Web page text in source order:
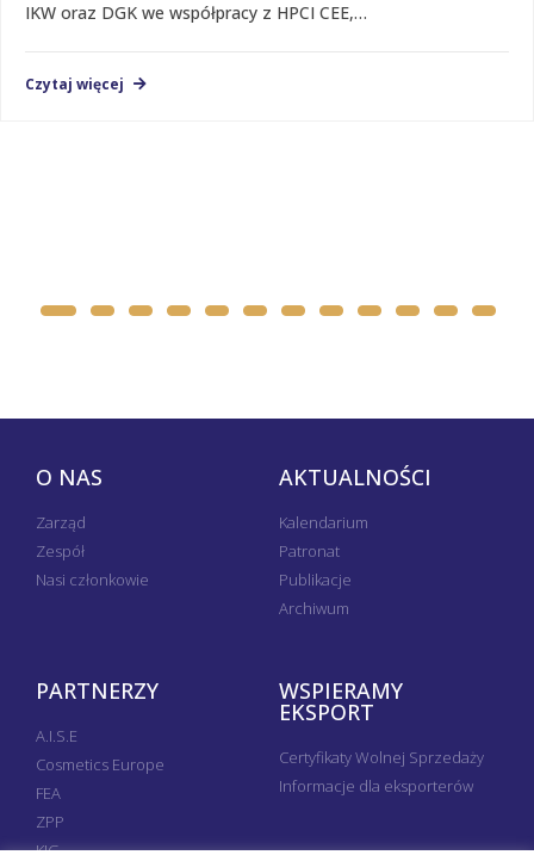
IKW oraz DGK we współpracy z HPCI CEE,…
Czytaj więcej
O NAS
Zarząd
Zespół
Nasi członkowie
AKTUALNOŚCI
Kalendarium
Patronat
Publikacje
Archiwum
PARTNERZY
A.I.S.E
Cosmetics Europe
FEA
ZPP
KIG
WSPIERAMY
EKSPORT
Certyfikaty Wolnej Sprzedaży
Informacje dla eksporterów